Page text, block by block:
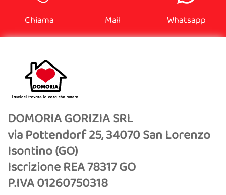
Chiama Mail Whatsapp
DOMORIA GORIZIA SRL
via Pottendorf 25, 34070 San Lorenzo
Isontino (GO)
Iscrizione REA 78317 GO
P.IVA 01260750318